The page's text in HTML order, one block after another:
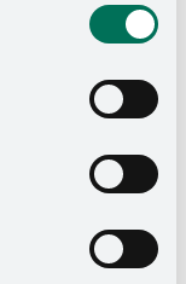
zugreifen,
Einstellung
ein. Sie
in unserer
Impressum.